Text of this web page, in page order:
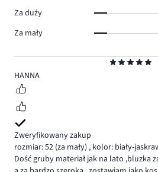
5
HANNA
Zweryfikowany zakup
rozmiar: 52 (za mały) , kolor: biały-
Dość gruby materiał jak na lato ,bluzka
Za duży
Za mały